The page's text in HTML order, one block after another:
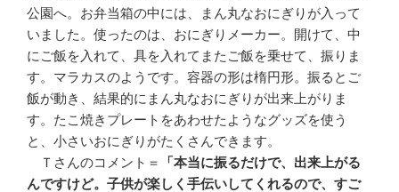
公園へ。お弁当箱の中には、まん丸なおにぎりが入って
いました。使ったのは、おにぎりメーカー。開けて、中
にご飯を入れて、具を入れてまたご飯を乗せて、振りま
す。マラカスのようです。容器の形は楕円形。振るとご
飯が動き、結果的にまん丸なおにぎりが出来上がりま
す。たこ焼きプレートをあわせたようなグッズを使う
と、小さいおにぎりがたくさんできます。
Ｔさんのコメント＝
「本当に振るだけで、出来上がる
んですけど。子供が楽しく手伝いしてくれるので、すご